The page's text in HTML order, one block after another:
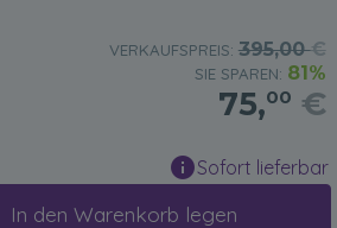
VERKAUFSPREIS: 395,00€
SIE SPAREN: 81%
75,00 €
Sofort lieferbar
In den Warenkorb legen